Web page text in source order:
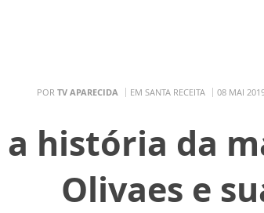
POR TV APARECIDA EM SANTA RECEITA 08 MAI
a história da
Olivaes e